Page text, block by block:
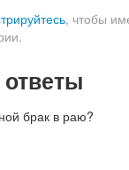
, чтобы
брак в раю?